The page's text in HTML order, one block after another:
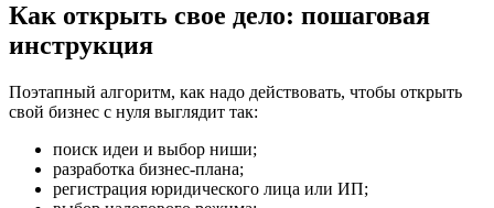
Как открыть свое дело: пошаговая
инструкция
Поэтапный алгоритм, как надо действовать, чтобы открыть
свой бизнес с нуля выглядит так:
поиск идеи и выбор ниши;
разработка бизнес-плана;
регистрация юридического лица или ИП;